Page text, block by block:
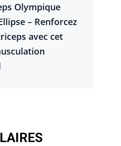
Olympique
– Renforcez
avec cet